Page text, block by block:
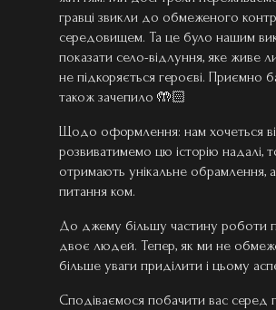
гравці звикли до обмеженого
середовищем. Та це було нашим
показати село-відлуння, яке живе
не підкоряється героєві. Приємно
також зачепило 🤲🏻
Щодо оформлення: нам хочеться
розвиватимемо цю історію надалі,
отримають унікальне обрамлення,
питання ком.
До джему більшу частину роботи
двоє людей. Тепер, як ми не
більше уваги приділити і цьому
Сподіваємося побачити вас серед